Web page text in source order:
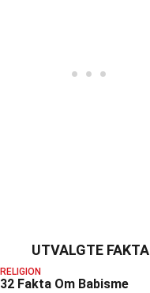
UTVALGTE FAKTA
RELIGION
32 Fakta Om Babisme